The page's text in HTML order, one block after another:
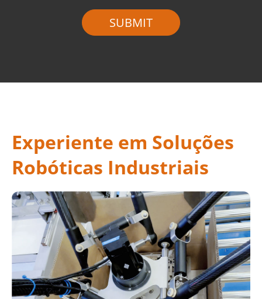
Experiente em Soluções
Robóticas Industriais